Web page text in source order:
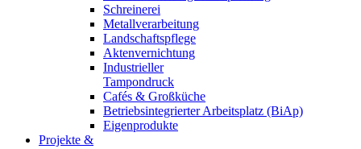
Schreinerei
Metallverarbeitung
Landschaftspflege
Aktenvernichtung
Industrieller
Tampondruck
Cafés & Großküche
Betriebsintegrierter Arbeitsplatz (BiAp)
Eigenprodukte
Projekte &